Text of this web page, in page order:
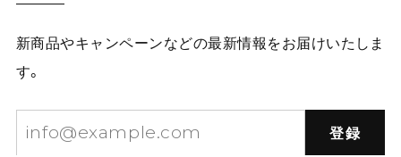
新商品やキャンペーンなどの最新情報をお届けいたしま
す。
登録